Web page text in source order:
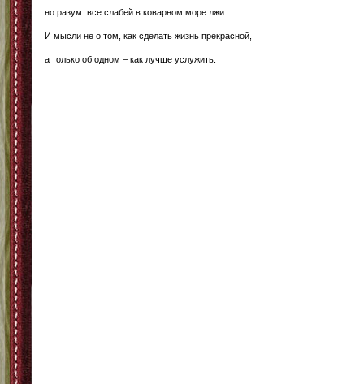
но разум все слабей в коварном море лжи.
И мысли не о том, как сделать жизнь прекрасной,
а только об одном – как лучше услужить.